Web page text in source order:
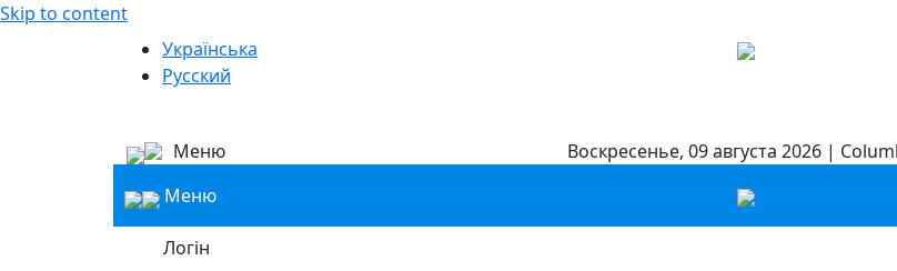
Skip to content
Українська
Русский
Меню
Воскресенье, 09 августа 2026 |
Меню
Логін